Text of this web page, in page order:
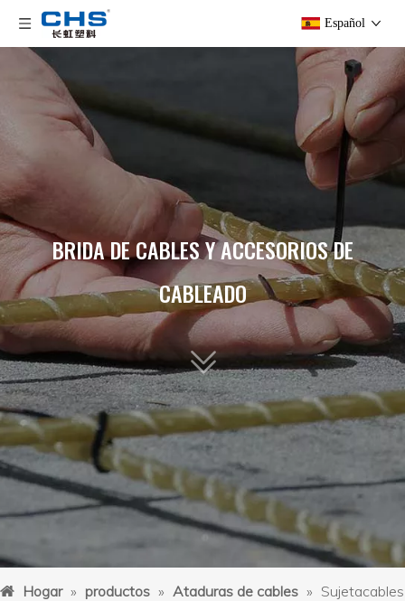
Español
BRIDA DE CABLES Y ACCESORIOS DE
CABLEADO
Hogar » productos » Ataduras de cables » Sujetacables